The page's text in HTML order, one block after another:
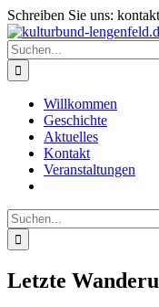
Zum
Inhalt
springen
Schreiben Sie uns:
Suche
nach:
Willkommen
Geschichte
Aktuelles
Kontakt
Veranstaltungen
Suche
nach:
Letzte